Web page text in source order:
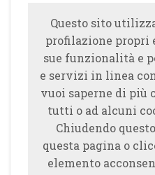
Questo sito
profilazione propri
sue funzionalità e
e servizi in linea
vuoi saperne di più
tutti o ad alcuni
Chiudendo
questa pagina o
elemento